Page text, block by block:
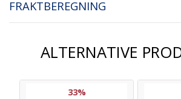
FRAKTBEREGNING
ALTERNATIVE
33%